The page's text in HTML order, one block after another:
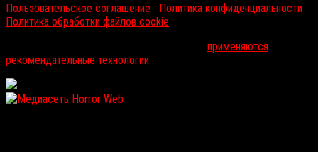
Пользовательское соглашение
Политика конфиденциальности
Политика обработки файлов cookie
применяются
рекомендательные технологии